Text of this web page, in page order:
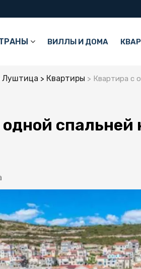
ВИЛЛЫ И ДОМА
Луштица Квартиры Квартира с
одной